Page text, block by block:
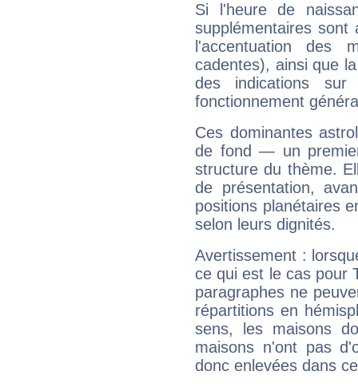
Si l'heure de
supplémentaires sont
l'accentuation des
cadentes), ainsi que
des indications sur
fonctionnement
Ces dominantes
de fond — un
structure du thème.
de présentation,
positions planétaires
selon leurs dignités.
Avertissement :
ce qui est le cas pour
paragraphes ne
répartitions en
sens, les maisons
maisons n'ont pas
donc enlevées dans